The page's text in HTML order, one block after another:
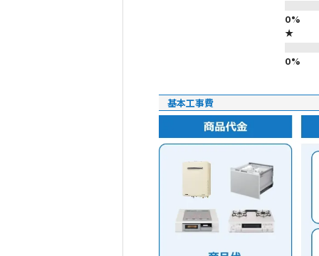
★
基本工事費